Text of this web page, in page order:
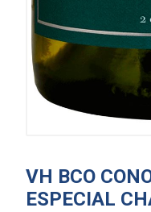
VH BCO
ESPECIAL